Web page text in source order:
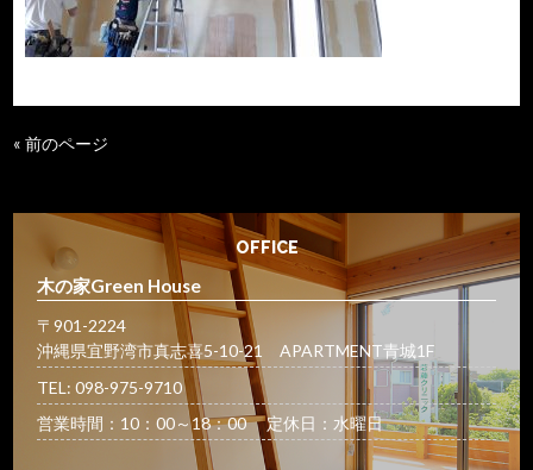
« 前のページ
OFFICE
木の家Green House
〒901-2224
沖縄県宜野湾市真志喜5-10-21 APARTMENT青城1F
TEL: 098-975-9710
営業時間：10：00～18：00 定休日：水曜日